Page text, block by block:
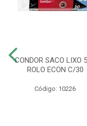
CONDOR SACO LIXO
ROLO ECON C/30
Código: 10226